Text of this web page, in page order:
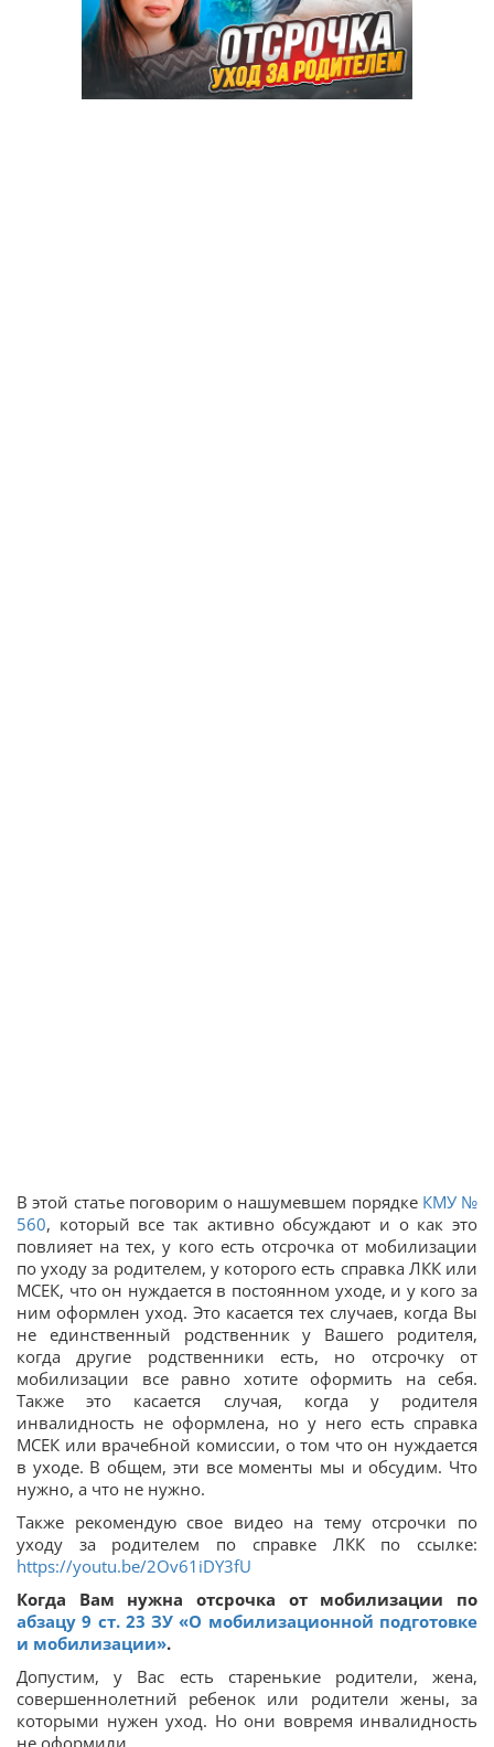
В этой статье поговорим о нашумевшем порядке КМУ №
560, который все так активно обсуждают и о как это
повлияет на тех, у кого есть отсрочка от мобилизации
по уходу за родителем, у которого есть справка ЛКК или
МСЕК, что он нуждается в постоянном уходе, и у кого за
ним оформлен уход. Это касается тех случаев, когда Вы
не единственный родственник у Вашего родителя,
когда другие родственники есть, но отсрочку от
мобилизации все равно хотите оформить на себя.
Также это касается случая, когда у родителя
инвалидность не оформлена, но у него есть справка
МСЕК или врачебной комиссии, о том что он нуждается
в уходе. В общем, эти все моменты мы и обсудим. Что
нужно, а что не нужно.
Также рекомендую свое видео на тему отсрочки по
уходу за родителем по справке ЛКК по ссылке:
https://youtu.be/2Ov61iDY3fU
Когда Вам нужна отсрочка от мобилизации по
абзацу 9 ст. 23 ЗУ «О мобилизационной подготовке
и мобилизации».
Допустим, у Вас есть старенькие родители, жена,
совершеннолетний ребенок или родители жены, за
которыми нужен уход. Но они вовремя инвалидность
не оформили.